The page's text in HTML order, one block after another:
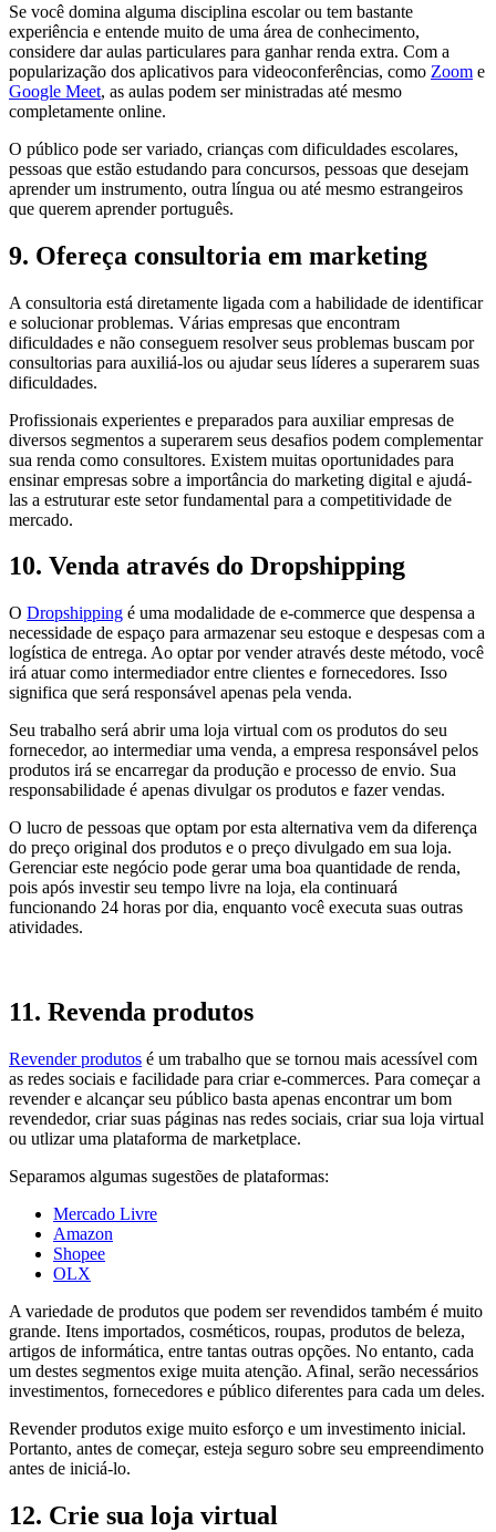
Se você domina alguma disciplina escolar ou tem bastante
experiência e entende muito de uma área de conhecimento,
considere dar aulas particulares para ganhar renda extra. Com a
popularização dos aplicativos para videoconferências, como Zoom e
Google Meet, as aulas podem ser ministradas até mesmo
completamente online.
O público pode ser variado, crianças com dificuldades escolares,
pessoas que estão estudando para concursos, pessoas que desejam
aprender um instrumento, outra língua ou até mesmo estrangeiros
que querem aprender português.
9. Ofereça consultoria em marketing
A consultoria está diretamente ligada com a habilidade de identificar
e solucionar problemas. Várias empresas que encontram
dificuldades e não conseguem resolver seus problemas buscam por
consultorias para auxiliá-los ou ajudar seus líderes a superarem suas
dificuldades.
Profissionais experientes e preparados para auxiliar empresas de
diversos segmentos a superarem seus desafios podem complementar
sua renda como consultores. Existem muitas oportunidades para
ensinar empresas sobre a importância do marketing digital e ajudá-
las a estruturar este setor fundamental para a competitividade de
mercado.
10. Venda através do Dropshipping
O Dropshipping é uma modalidade de e-commerce que despensa a
necessidade de espaço para armazenar seu estoque e despesas com a
logística de entrega. Ao optar por vender através deste método, você
irá atuar como intermediador entre clientes e fornecedores. Isso
significa que será responsável apenas pela venda.
Seu trabalho será abrir uma loja virtual com os produtos do seu
fornecedor, ao intermediar uma venda, a empresa responsável pelos
produtos irá se encarregar da produção e processo de envio. Sua
responsabilidade é apenas divulgar os produtos e fazer vendas.
O lucro de pessoas que optam por esta alternativa vem da diferença
do preço original dos produtos e o preço divulgado em sua loja.
Gerenciar este negócio pode gerar uma boa quantidade de renda,
pois após investir seu tempo livre na loja, ela continuará
funcionando 24 horas por dia, enquanto você executa suas outras
atividades.
11. Revenda produtos
Revender produtos é um trabalho que se tornou mais acessível com
as redes sociais e facilidade para criar e-commerces. Para começar a
revender e alcançar seu público basta apenas encontrar um bom
revendedor, criar suas páginas nas redes sociais, criar sua loja virtual
ou utlizar uma plataforma de marketplace.
Separamos algumas sugestões de plataformas:
Mercado Livre
Amazon
Shopee
OLX
A variedade de produtos que podem ser revendidos também é muito
grande. Itens importados, cosméticos, roupas, produtos de beleza,
artigos de informática, entre tantas outras opções. No entanto, cada
um destes segmentos exige muita atenção. Afinal, serão necessários
investimentos, fornecedores e público diferentes para cada um deles.
Revender produtos exige muito esforço e um investimento inicial.
Portanto, antes de começar, esteja seguro sobre seu empreendimento
antes de iniciá-lo.
12. Crie sua loja virtual